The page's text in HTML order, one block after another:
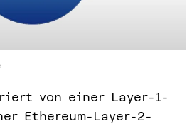
von einer Layer-1-
Ethereum-Layer-2-